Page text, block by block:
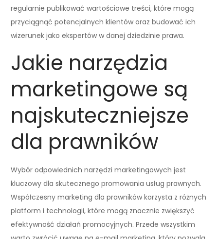
regularnie publikować wartościowe treści, które mogą
przyciągnąć potencjalnych klientów oraz budować ich
wizerunek jako ekspertów w danej dziedzinie prawa.
Jakie narzędzia
marketingowe są
najskuteczniejsze
dla prawników
Wybór odpowiednich narzędzi marketingowych jest
kluczowy dla skutecznego promowania usług prawnych.
Współczesny marketing dla prawników korzysta z różnych
platform i technologii, które mogą znacznie zwiększyć
efektywność działań promocyjnych. Przede wszystkim